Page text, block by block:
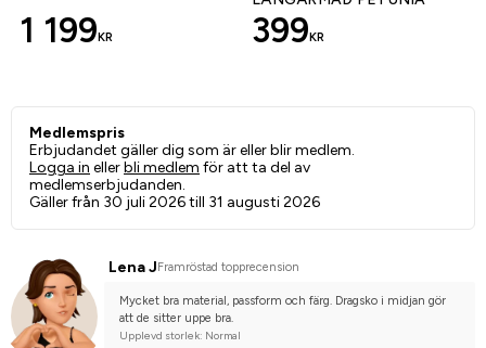
1 199KR 399KR
Medlemspris
Erbjudandet gäller dig som är eller blir medlem.
Logga in ellerbli medlem för att ta del av
medlemserbjudanden.
Gäller från 30 juli 2026 till 31 augusti 2026
Lena JFramröstad topprecension
Mycket bra material, passform och färg. Dragsko i midjan gör
att de sitter uppe bra.
Upplevd storlek: Normal